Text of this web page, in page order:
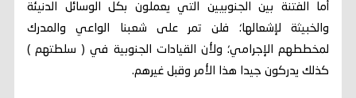
أما الفتنة بين الجنوبيين التي يعملون بكل الوسائل الدنيئة
والخبيثة لإشعالها؛ فلن تمر على شعبنا الواعي والمدرك
لمخططهم الإجرامي؛ ولأن القيادات الجنوبية في ( سلطتهم )
كذلك يدركون جيدا هذا الأمر وقبل غيرهم.